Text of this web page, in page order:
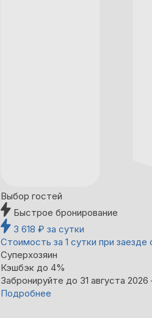
Выбор гостей
Быстрое бронирование
3 618 ₽ за сутки
Стоимость за 1 сутки при заезде
Суперхозяин
Кэшбэк до 4%
Забронируйте до 31 августа
Подробнее